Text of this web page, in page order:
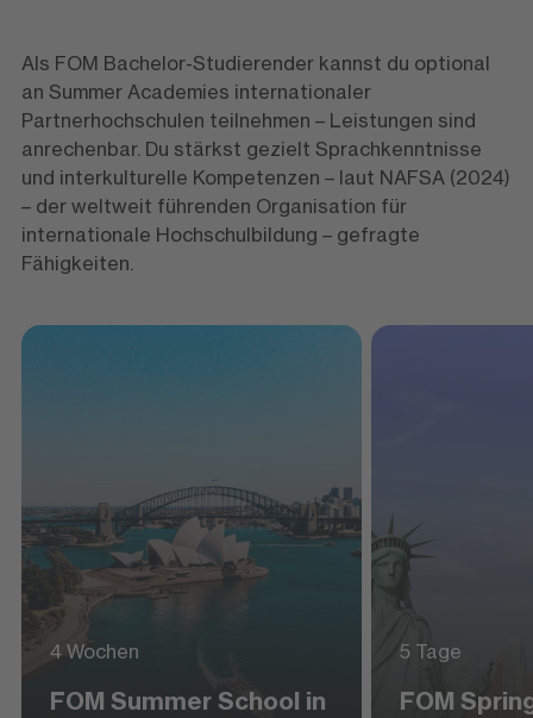
Als FOM Bachelor-Studierender kannst du optional
an Summer Academies internationaler
Partnerhochschulen teilnehmen – Leistungen sind
anrechenbar. Du stärkst gezielt Sprachkenntnisse
und interkulturelle Kompetenzen – laut NAFSA (2024)
– der weltweit führenden Organisation für
internationale Hochschulbildung – gefragte
Fähigkeiten.
4 Wochen
FOM Summer School in
5 Tage
FOM